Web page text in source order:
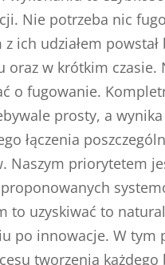
Nie potrzeba nic
z ich udziałem powstał
oraz w krótkim czasie.
o fugowanie.
prosty, a
łączenia
Naszym priorytetem
to uzyskiwać to
po innowacje. W tym
tworzenia każdego